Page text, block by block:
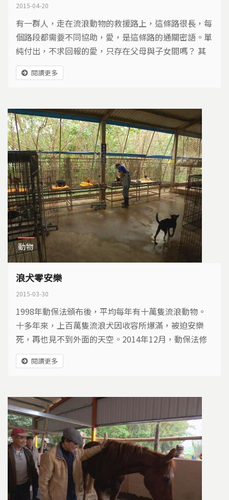
2015-04-20
有一群人，走在流浪動物的救援路上，這條路很長，每
個路段都需要不同協助，愛，是這條路的通關密語。單
純付出，不求回報的愛，只存在父母與子女間嗎？ 其
實愛可以跨物種，因為有愛，一切不同…
閱讀更多
動物
浪犬零安樂
2015-03-30
1998年動保法頒布後，平均每年有十萬隻流浪動物。
十多年來，上百萬隻流浪犬因收容所爆滿，被迫安樂
死，再也見不到外面的天空。2014年12月，動保法修
法，預計在2017年做到流浪動物零安樂，台南市與新
北市搶在2015年開始實施，但流浪動物的進出量能否
嗎？
閱讀更多